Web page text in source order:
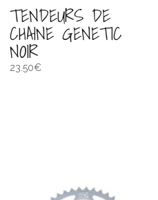
TENDEURS DE
CHAINE GENETIC
NOIR
23.50€